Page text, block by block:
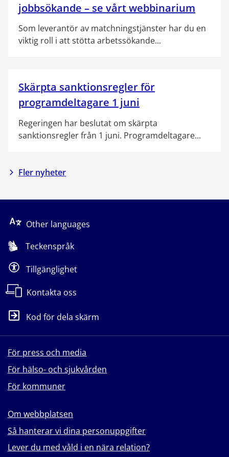
jobbsökande – se vårt webbinarium
Som leverantör av matchningstjänster har du en
viktig roll i att stötta arbetssökande...
Skärpta sanktionsregler för
programdeltagare 1 juni
Regeringen har beslutat om skärpta
sanktionsregler från 1 juni. Programdeltagare...
Fler nyheter
Other languages
Teckenspråk
Tillgänglighet
Kontakta oss
Kod för dela skärm
För press och media
För hälso- och sjukvården
För kommuner
Om webbplatsen
Så hanterar vi dina personuppgifter
Lever du med våld i en nära relation?